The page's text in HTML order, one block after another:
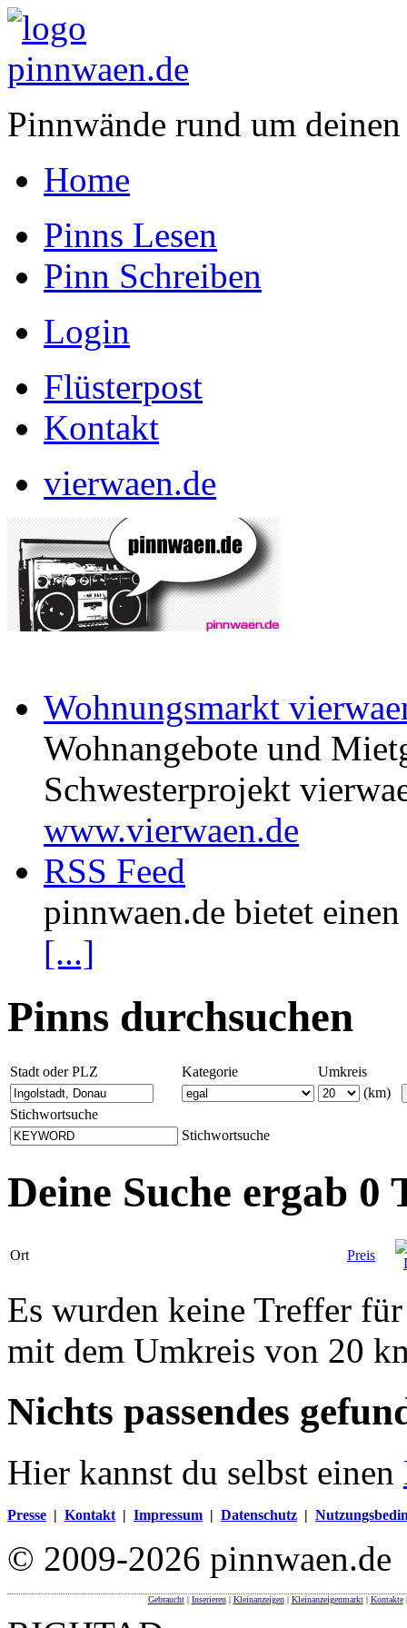
Pinnwände rund um
Home
Pinns Lesen
Pinn Schreiben
Login
Flüsterpost
Kontakt
vierwaen.de
Wohnungsmarkt
Wohnangebote und
Schwesterprojekt
www.vierwaen.de
RSS Feed
pinnwaen.de bietet
[...]
Pinns durchsuchen
Stadt oder PLZ Kategorie
Umkreis
(km)
Stichwortsuche
Stichwortsuche
Deine Suche ergab 0
Ort Preis
Es wurden keine Treffer
mit dem Umkreis von 20
Nichts passendes
Hier kannst du selbst einen
Presse | Kontakt | Impressum | Datenschutz |
© 2009-2026 pinnwaen.de
Gebraucht| Inserieren| Kleinanzeigen| Kleinanzeigenmarkt| Kontakte